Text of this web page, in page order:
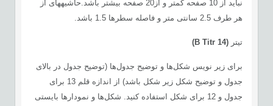
نباید از 10 صفحه کمتر و از20 صفحه بیشتر باشد.حاشیه­های از
هر طرف 2.5 سانتی متر و فاصله سطرها 1.5 باشد.
تیتر B Titr 14)
برای زیر نویس شکل ها و توضیح جدول‌ها (توضیح جدول در بالای
جدول و توضیح شکل زیر شکل باشد) از اندازه قلم 13 برای
جدول و 12 برای شکل استفاده کنید. شکل‌ها و نمودارها بایستی